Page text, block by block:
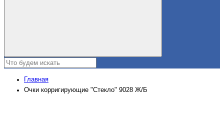
Главная
Очки корригирующие "Стекло" 9028 Ж/Б